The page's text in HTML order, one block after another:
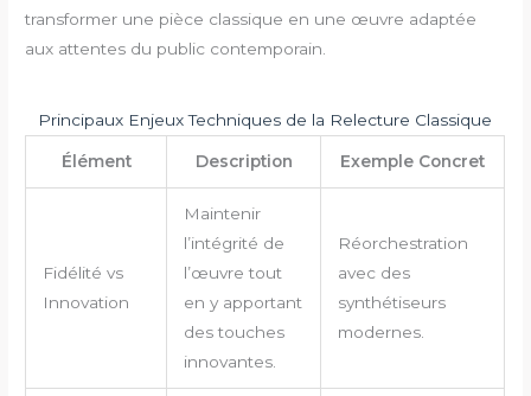
transformer une pièce classique en une œuvre adaptée
aux attentes du public contemporain.
Principaux Enjeux Techniques de la Relecture Classique
Élément Description Exemple Concret
Fidélité vs
Innovation
Maintenir
l’intégrité de
l’œuvre tout
en y apportant
des touches
innovantes.
Réorchestration
avec des
synthétiseurs
modernes.